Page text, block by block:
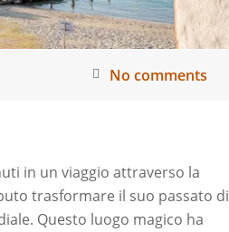
BELLEZZA
SENZA
TEMPO
No comments
in un viaggio attraverso la
trasformare il suo passato di
Questo luogo magico ha